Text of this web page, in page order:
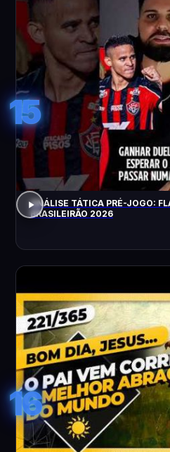
15
ANÁLISE TÁTICA PRÉ-JOGO:
BRASILEIRÃO 2026
16